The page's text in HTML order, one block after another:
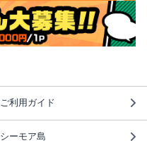
ご利用ガイド
シーモア島